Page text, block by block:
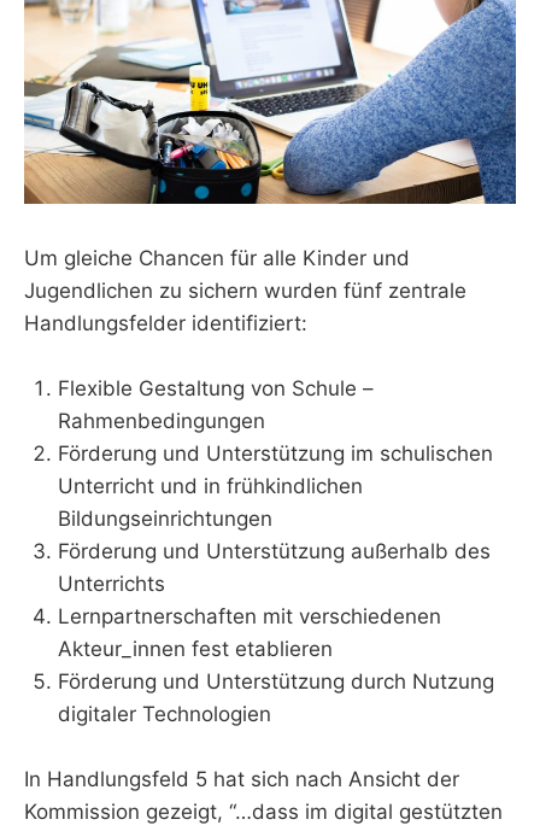
Um gleiche Chancen für alle Kinder und
Jugendlichen zu sichern wurden fünf zentrale
Handlungsfelder identifiziert:
Flexible Gestaltung von Schule –
Rahmenbedingungen
Förderung und Unterstützung im schulischen
Unterricht und in frühkindlichen
Bildungseinrichtungen
Förderung und Unterstützung außerhalb des
Unterrichts
Lernpartnerschaften mit verschiedenen
Akteur_innen fest etablieren
Förderung und Unterstützung durch Nutzung
digitaler Technologien
In Handlungsfeld 5 hat sich nach Ansicht der
Kommission gezeigt, “…dass im digital gestützten